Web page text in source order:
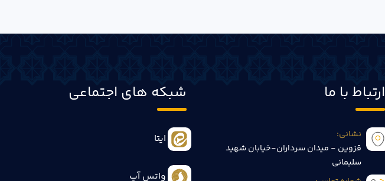
ارتباط با ما
نشانی:
قزوین - میدان سرداران-خیابان شهید
سلیمانی
شبکه های اجتماعی
ایتا
واتس آپ